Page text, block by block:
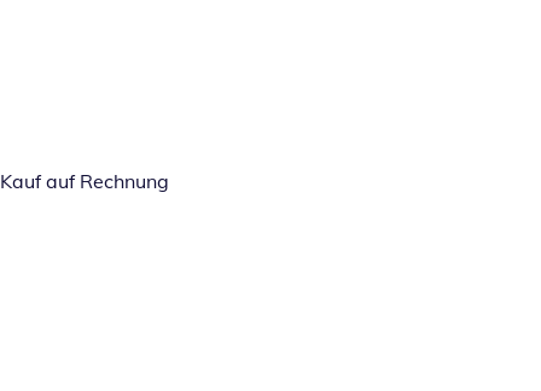
Kauf auf Rechnung